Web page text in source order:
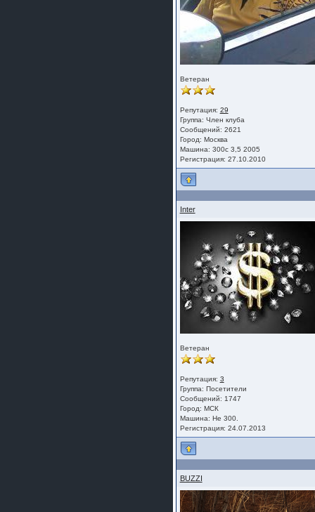
Ветеран
Репутация: 29
Группа: Член клуба
Сообщений: 2621
Город: Москва
Машина: 300с 3,5 2005
Регистрация: 27.10.2010
Inter
Ветеран
Репутация: 3
Группа: Посетители
Сообщений: 1747
Город: МСК
Машина: Не 300.
Регистрация: 24.07.2013
BUZZI